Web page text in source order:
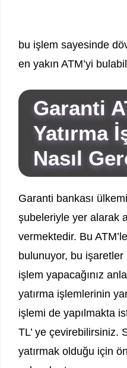
bu işlem sayesinde
en yakın ATM’yi
Garanti
Yatırma
Nasıl
Garanti bankası
şubeleriyle yer alarak
vermektedir. Bu
bulunuyor, bu
işlem yapacağınız
yatırma işlemlerinin
işlemi de yapılmakta
TL’ ye çevirebilirsiniz.
yatırmak olduğu için